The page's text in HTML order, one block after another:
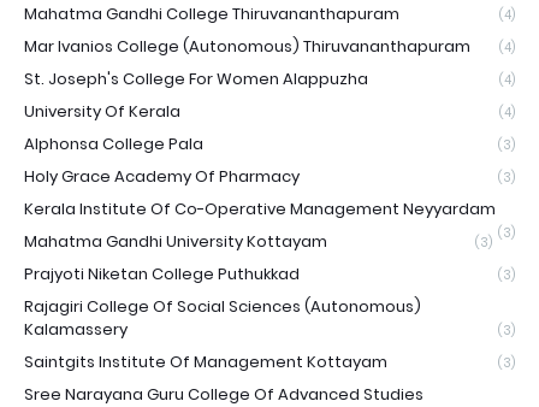
Mahatma Gandhi College Thiruvananthapuram (4)
Mar Ivanios College (Autonomous) Thiruvananthapuram (4)
St. Joseph's College For Women Alappuzha (4)
University Of Kerala (4)
Alphonsa College Pala (3)
Holy Grace Academy Of Pharmacy (3)
Kerala Institute Of Co-Operative Management Neyyardam
(3)
Mahatma Gandhi University Kottayam (3)
Prajyoti Niketan College Puthukkad (3)
Rajagiri College Of Social Sciences (Autonomous)
Kalamassery
(3)
Saintgits Institute Of Management Kottayam (3)
Sree Narayana Guru College Of Advanced Studies